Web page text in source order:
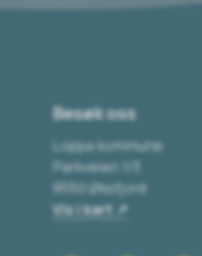
Besøk oss
Loppa kommune
Parkveien 1/3
9550 Øksfjord
Vis i kart